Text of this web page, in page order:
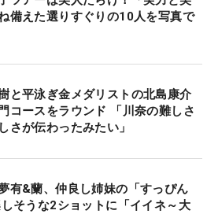
備えた選りすぐりの10人を写真で
と平泳ぎ金メダリストの北島康介
コースをラウンド 「川奈の難しさ
さが伝わったみたい」
有&蘭、仲良し姉妹の「すっぴん
そうな2ショットに「イイネ～大